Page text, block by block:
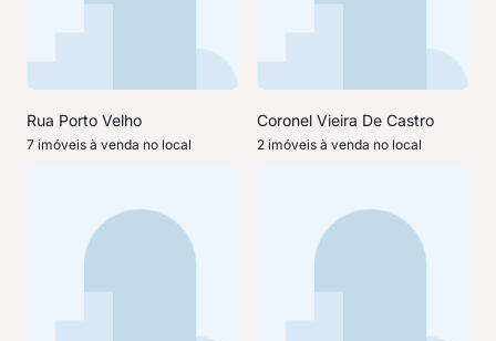
Rua Porto Velho
7 imóveis à venda no local
Coronel Vieira De Castro
2 imóveis à venda no local